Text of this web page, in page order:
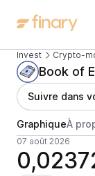
Invest Crypto-
Book of
Suivre dans
GraphiqueÀ
07 août 2026